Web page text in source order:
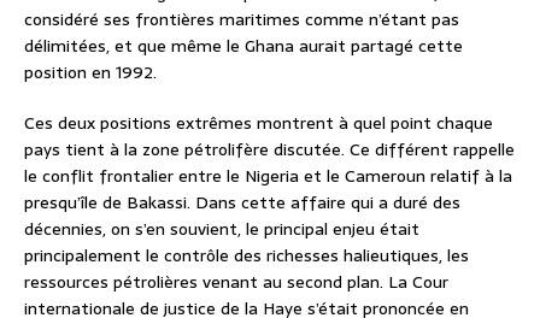
considéré ses frontières maritimes comme n’étant pas
délimitées, et que même le Ghana aurait partagé cette
position en 1992.
Ces deux positions extrêmes montrent à quel point chaque
pays tient à la zone pétrolifère discutée. Ce différent rappelle
le conflit frontalier entre le Nigeria et le Cameroun relatif à la
presqu’île de Bakassi. Dans cette affaire qui a duré des
décennies, on s’en souvient, le principal enjeu était
principalement le contrôle des richesses halieutiques, les
ressources pétrolières venant au second plan. La Cour
internationale de justice de la Haye s’était prononcée en